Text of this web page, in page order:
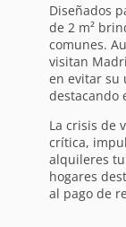
Diseñados
de 2 m²
comunes.
visitan
en evitar su
destacando
La crisis de
crítica,
alquileres
hogares
al pago de